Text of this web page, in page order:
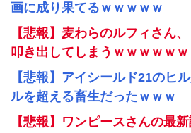
画に成り果てるｗｗｗｗｗ
【悲報】麦わらのルフィさん
叩き出してしまうｗｗｗｗｗｗ
【悲報】アイシールド21のヒ
ルを超える畜生だったｗｗｗ
【悲報】ワンピースさんの最